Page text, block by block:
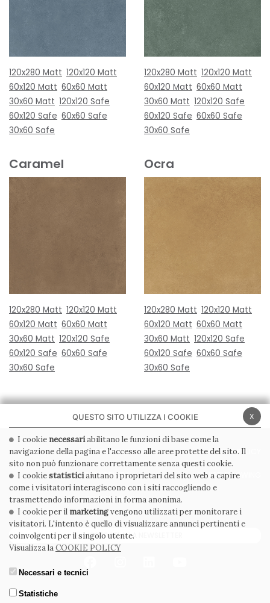
120x280 Matt 120x120 Matt
60x120 Matt 60x60 Matt
30x60 Matt 120x120 Safe
60x120 Safe 60x60 Safe
30x60 Safe
120x280 Matt 120x120 Matt
60x120 Matt 60x60 Matt
30x60 Matt 120x120 Safe
60x120 Safe 60x60 Safe
30x60 Safe
Caramel
120x280 Matt 120x120 Matt
60x120 Matt 60x60 Matt
30x60 Matt 120x120 Safe
60x120 Safe 60x60 Safe
30x60 Safe
Ocra
120x280 Matt 120x120 Matt
60x120 Matt 60x60 Matt
30x60 Matt 120x120 Safe
60x120 Safe 60x60 Safe
30x60 Safe
PRIVACY POLICY COOKIE POLICY
CONDIZIONI GENERALI WHISTLEBLOWING
CODICE ETICO
ISCRIVITI ALLA NEWSLETTER
x
QUESTO SITO UTILIZZA I COOKIE
I cookie necessariabilitano le funzioni di base come la
navigazione della pagina e l'accesso alle aree protette del sito. Il
sito non può funzionare correttamente senza questi cookie.
I cookiestatisticiaiutano i proprietari del sito web a capire
come i visitatori interagiscono con i siti raccogliendo e
trasmettendo informazioni in forma anonima.
I cookie per il marketingvengono utilizzati per monitorare i
visitatori. L'intento è quello di visualizzare annunci pertinenti e
coinvolgenti per il singolo utente.
Visualizza laCOOKIE POLICY
Necessari e tecnici
Statistiche